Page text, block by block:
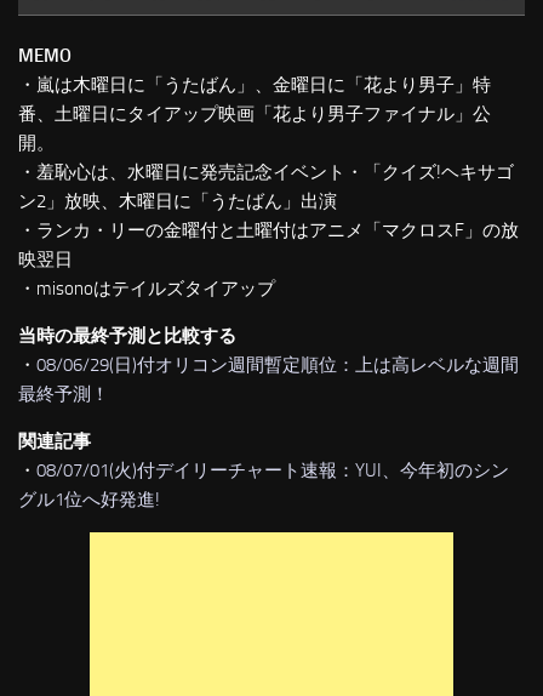
MEMO
・嵐は木曜日に「うたばん」、金曜日に「花より男子」特
番、土曜日にタイアップ映画「花より男子ファイナル」公
開。
・羞恥心は、水曜日に発売記念イベント・「クイズ!ヘキサゴ
ン2」放映、木曜日に「うたばん」出演
・ランカ・リーの金曜付と土曜付はアニメ「マクロスF」の放
映翌日
・misonoはテイルズタイアップ
当時の最終予測と比較する
・ 08/06/29(日)付オリコン週間暫定順位：上は高レベルな週間
最終予測！
関連記事
・ 08/07/01(火)付デイリーチャート速報：YUI、今年初のシン
グル1位へ好発進!